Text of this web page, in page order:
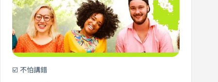
英
語！
☑️ 不怕講錯